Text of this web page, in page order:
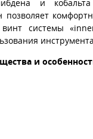
и кобальта
системы
и